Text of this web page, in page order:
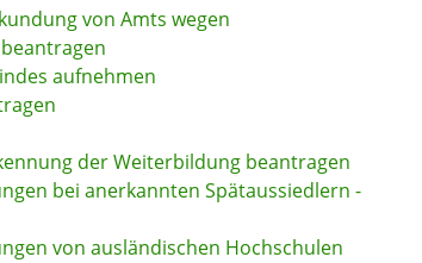
von Amts wegen
aufnehmen
der Weiterbildung beantragen
bei anerkannten Spätaussiedlern -
von ausländischen Hochschulen